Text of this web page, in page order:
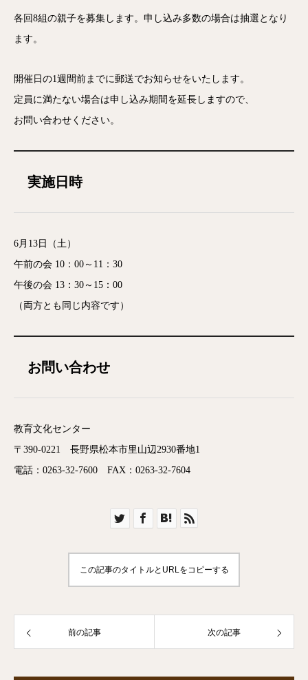
各回8組の親子を募集します。申し込み多数の場合は抽選となり
ます。
開催日の1週間前までに郵送でお知らせをいたします。
定員に満たない場合は申し込み期間を延長しますので、
お問い合わせください。
実施日時
6月13日（土）
午前の会 10：00～11：30
午後の会 13：30～15：00
（両方とも同じ内容です）
お問い合わせ
教育文化センター
〒390-0221 長野県松本市里山辺2930番地1
電話：0263-32-7600 FAX：0263-32-7604
この記事のタイトルとURLをコピーする
前の記事 次の記事